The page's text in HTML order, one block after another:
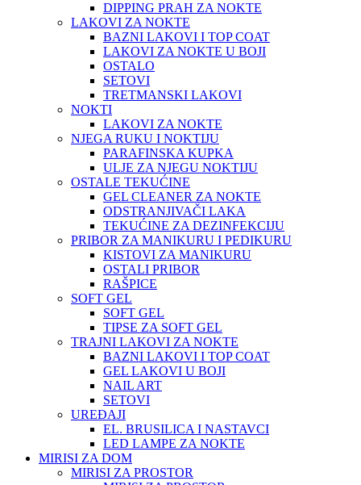
DIPPING PRAH ZA NOKTE
LAKOVI ZA NOKTE
BAZNI LAKOVI I TOP COAT
LAKOVI ZA NOKTE U BOJI
OSTALO
SETOVI
TRETMANSKI LAKOVI
NOKTI
LAKOVI ZA NOKTE
NJEGA RUKU I NOKTIJU
PARAFINSKA KUPKA
ULJE ZA NJEGU NOKTIJU
OSTALE TEKUĆINE
GEL CLEANER ZA NOKTE
ODSTRANJIVAČI LAKA
TEKUĆINE ZA DEZINFEKCIJU
PRIBOR ZA MANIKURU I PEDIKURU
KISTOVI ZA MANIKURU
OSTALI PRIBOR
RAŠPICE
SOFT GEL
SOFT GEL
TIPSE ZA SOFT GEL
TRAJNI LAKOVI ZA NOKTE
BAZNI LAKOVI I TOP COAT
GEL LAKOVI U BOJI
NAIL ART
SETOVI
UREĐAJI
EL. BRUSILICA I NASTAVCI
LED LAMPE ZA NOKTE
MIRISI ZA DOM
MIRISI ZA PROSTOR